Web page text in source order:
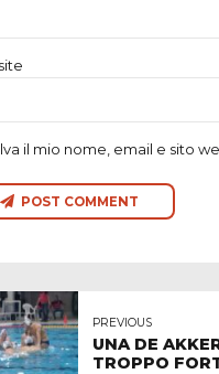
il mio nome, email e sito
POST COMMENT
PREVIOUS
UNA DE
TROPPO